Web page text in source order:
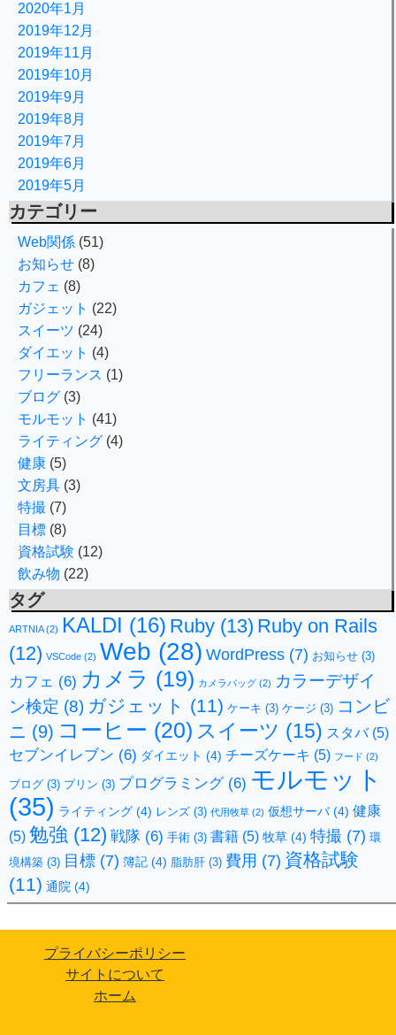
2020年1月
2019年12月
2019年11月
2019年10月
2019年9月
2019年8月
2019年7月
2019年6月
2019年5月
カテゴリー
Web関係 (51)
お知らせ (8)
カフェ (8)
ガジェット (22)
スイーツ (24)
ダイエット (4)
フリーランス (1)
ブログ (3)
モルモット (41)
ライティング (4)
健康 (5)
文房具 (3)
特撮 (7)
目標 (8)
資格試験 (12)
飲み物 (22)
タグ
ARTNIA(2) KALDI (16) Ruby (13) Ruby on Rails
(12) VSCode (2) Web (28) WordPress (7) お知らせ (3)
カフェ (6) カメラ (19) カメラバッグ (2) カラーデザイ
ン検定 (8) ガジェット (11) ケーキ (3) ケージ (3) コンビ
ニ (9) コーヒー (20) スイーツ (15) スタバ(5)
セブンイレブン (6) ダイエット (4) チーズケーキ (5) フード (2)
ブログ (3) プリン (3) プログラミング(6) モルモット
(35) ライティング (4) レンズ (3) 代用牧草 (2) 仮想サーバ(4) 健康
(5) 勉強 (12) 戦隊 (6) 手術 (3) 書籍 (5) 牧草 (4) 特撮 (7) 環
境構築 (3) 目標 (7) 簿記 (4) 脂肪肝 (3) 費用 (7) 資格試験
(11) 通院 (4)
プライバシーポリシー
サイトについて
ホーム